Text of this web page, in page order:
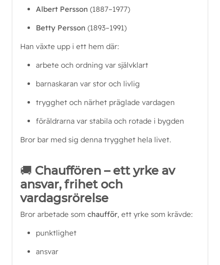
Albert Persson (1887–1977)
Betty Persson (1893–1991)
Han växte upp i ett hem där:
arbete och ordning var självklart
barnaskaran var stor och livlig
trygghet och närhet präglade vardagen
föräldrarna var stabila och rotade i bygden
Bror bar med sig denna trygghet hela livet.
🚚 Chauffören – ett yrke av
ansvar, frihet och
vardagsrörelse
Bror arbetade som chaufför, ett yrke som krävde:
punktlighet
ansvar